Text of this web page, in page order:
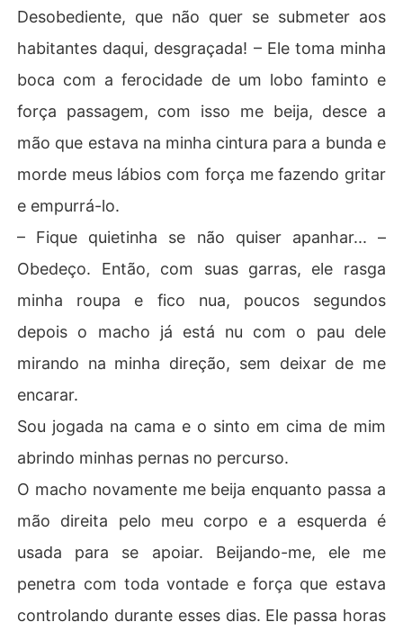
Desobediente, que não quer se submeter aos
habitantes daqui, desgraçada! – Ele toma minha
boca com a ferocidade de um lobo faminto e
força passagem, com isso me beija, desce a
mão que estava na minha cintura para a bunda e
morde meus lábios com força me fazendo gritar
e empurrá-lo.
– Fique quietinha se não quiser apanhar... –
Obedeço. Então, com suas garras, ele rasga
minha roupa e fico nua, poucos segundos
depois o macho já está nu com o pau dele
mirando na minha direção, sem deixar de me
encarar.
Sou jogada na cama e o sinto em cima de mim
abrindo minhas pernas no percurso.
O macho novamente me beija enquanto passa a
mão direita pelo meu corpo e a esquerda é
usada para se apoiar. Beijando-me, ele me
penetra com toda vontade e força que estava
controlando durante esses dias. Ele passa horas